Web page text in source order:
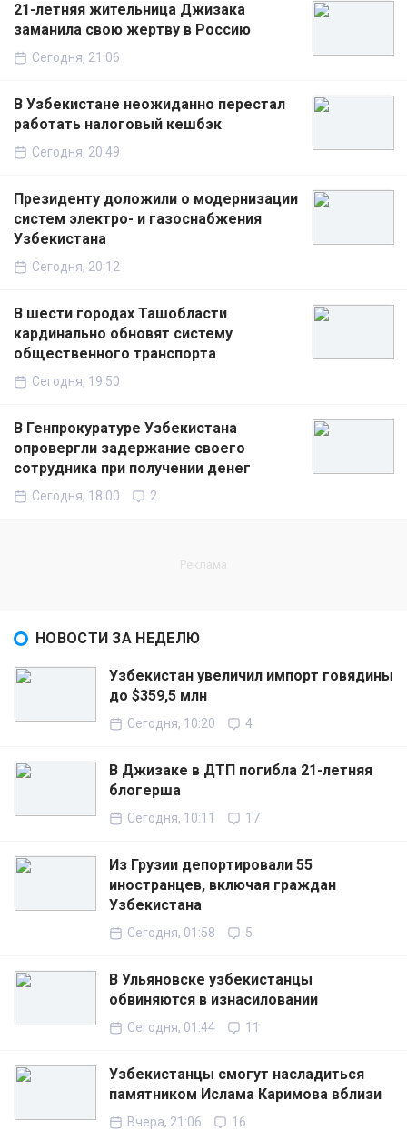
21-летняя жительница Джизака
заманила свою жертву в Россию
Сегодня, 21:06
В Узбекистане неожиданно перестал
работать налоговый кешбэк
Сегодня, 20:49
Президенту доложили о модернизации
систем электро- и газоснабжения
Узбекистана
Сегодня, 20:12
В шести городах Ташобласти
кардинально обновят систему
общественного транспорта
Сегодня, 19:50
В Генпрокуратуре Узбекистана
опровергли задержание своего
сотрудника при получении денег
Сегодня, 18:00 2
НОВОСТИ ЗА НЕДЕЛЮ
Узбекистан увеличил импорт говядины
до $359,5 млн
Сегодня, 10:20 4
В Джизаке в ДТП погибла 21-летняя
блогерша
Сегодня, 10:11 17
Из Грузии депортировали 55
иностранцев, включая граждан
Узбекистана
Сегодня, 01:58 5
В Ульяновске узбекистанцы
обвиняются в изнасиловании
Сегодня, 01:44 11
Узбекистанцы смогут насладиться
памятником Ислама Каримова вблизи
Вчера, 21:06 16